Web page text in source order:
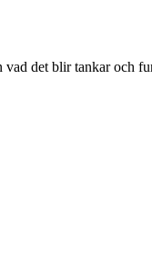
det blir tankar och